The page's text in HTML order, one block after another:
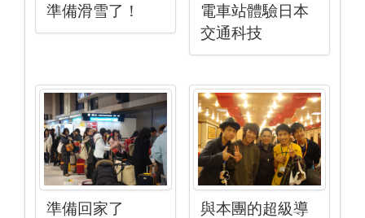
準備滑雪了！
電車站體驗日本
交通科技
準備回家了
與本團的超級導